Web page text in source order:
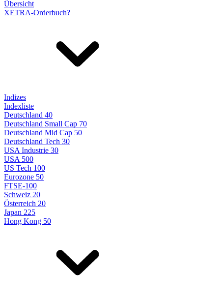
Übersicht
XETRA-Orderbuch?
Indizes
Indexliste
Deutschland 40
Deutschland Small Cap 70
Deutschland Mid Cap 50
Deutschland Tech 30
USA Industrie 30
USA 500
US Tech 100
Eurozone 50
FTSE-100
Schweiz 20
Österreich 20
Japan 225
Hong Kong 50